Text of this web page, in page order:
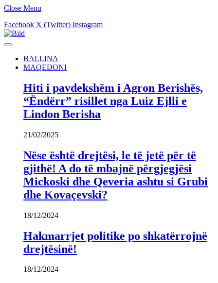
Close Menu
Facebook X (Twitter) Instagram
BALLINA
MAQEDONI
Hiti i pavdekshëm i Agron Berishës,
“Ëndërr” risillet nga Luiz Ejlli e
Lindon Berisha
21/02/2025
Nëse është drejtësi, le të jetë për të
gjithë! A do të mbajnë përgjegjësi
Mickoski dhe Qeveria ashtu si Grubi
dhe Kovaçevski?
18/12/2024
Hakmarrjet politike po shkatërrojnë
drejtësinë!
18/12/2024